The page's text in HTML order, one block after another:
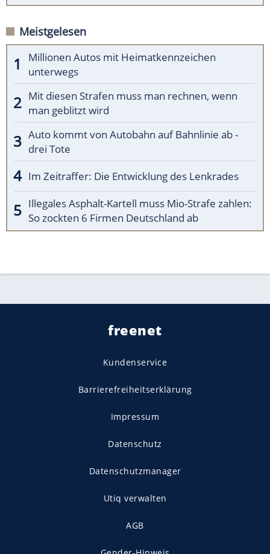
Meistgelesen
Millionen Autos mit Heimatkennzeichen
unterwegs
Mit diesen Strafen muss man rechnen, wenn
man geblitzt wird
Auto kommt von Autobahn auf Bahnlinie ab -
drei Tote
Im Zeitraffer: Die Entwicklung des Lenkrades
Illegales Asphalt-Kartell muss Mio-Strafe zahlen:
So zockten 6 Firmen Deutschland ab
freenet
Kundenservice
Barrierefreiheitserklärung
Impressum
Datenschutz
Datenschutzmanager
Utiq verwalten
AGB